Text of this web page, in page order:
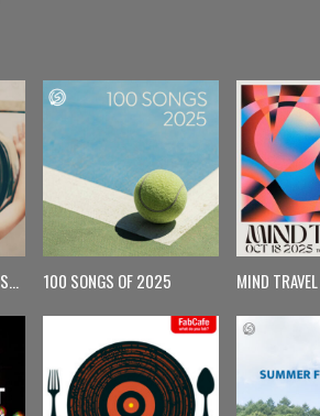
【月曜更新】Monday Spin 100 SONGS OF 2025 MIND TRAVEL